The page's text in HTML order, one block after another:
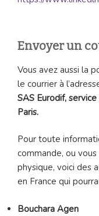
Envoyer un
Vous avez aussi la
le courrier à
SAS Eurodif,
Paris.
Pour toute
commande, ou
physique, voici des
en France qui
Bouchara Agen